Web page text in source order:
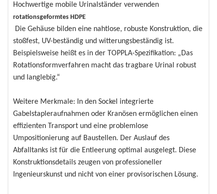
Hochwertige mobile Urinalständer verwenden
rotationsgeformtes HDPE
Die Gehäuse bilden eine nahtlose, robuste Konstruktion, die
stoßfest, UV-beständig und witterungsbeständig ist.
Beispielsweise heißt es in der TOPPLA-Spezifikation: „Das
Rotationsformverfahren macht das tragbare Urinal robust
und langlebig.“
Weitere Merkmale: In den Sockel integrierte
Gabelstapleraufnahmen oder Kranösen ermöglichen einen
effizienten Transport und eine problemlose
Umpositionierung auf Baustellen. Der Auslauf des
Abfalltanks ist für die Entleerung optimal ausgelegt. Diese
Konstruktionsdetails zeugen von professioneller
Ingenieurskunst und nicht von einer provisorischen Lösung.